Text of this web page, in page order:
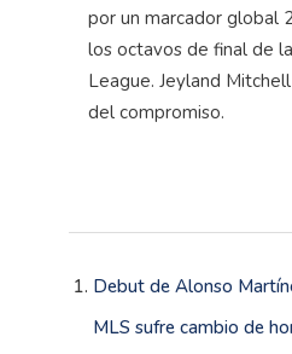
por un marcador global
los octavos de final de
League. Jeyland
del compromiso.
Debut de Alonso
MLS sufre cambio de